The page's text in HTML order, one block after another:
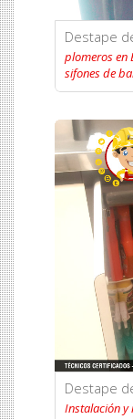
Destape
plomeros en
sifones de
Destape
Instalación y